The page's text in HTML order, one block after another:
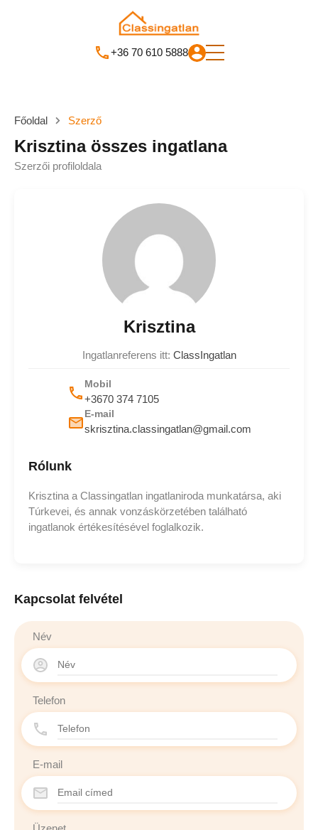
+36 70 610 5888
Főoldal Szerző
Krisztina összes ingatlana
Szerzői profiloldala
Krisztina
Ingatlanreferens itt: ClassIngatlan
Mobil
+3670 374 7105
E-mail
skrisztina.classingatlan@gmail.com
Rólunk
Krisztina a Classingatlan ingatlaniroda munkatársa, aki
Túrkevei, és annak vonzáskörzetében található
ingatlanok értékesítésével foglalkozik.
Kapcsolat felvétel
Név
Telefon
E-mail